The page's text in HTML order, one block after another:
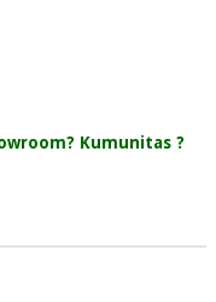
Kumunitas ?